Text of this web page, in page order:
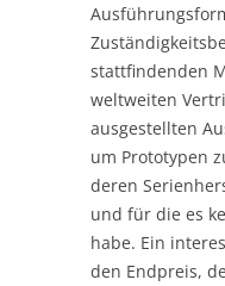
stattfindenden
weltweiten
ausgestellten
um Prototypen
deren
und für die es
habe. Ein
den Endpreis,